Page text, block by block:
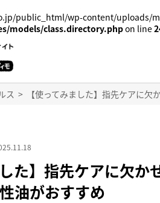
public_html/wp-content/uploads/
models/class.directory.phpon line
ス > 【使ってみました】指先ケアに
した】指先ケアに欠
油がおすすめ